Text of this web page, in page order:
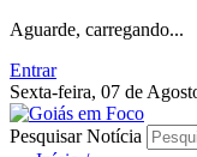
Aguarde, carregando...
Entrar
Sexta-feira, 07 de
Pesquisar Notícia